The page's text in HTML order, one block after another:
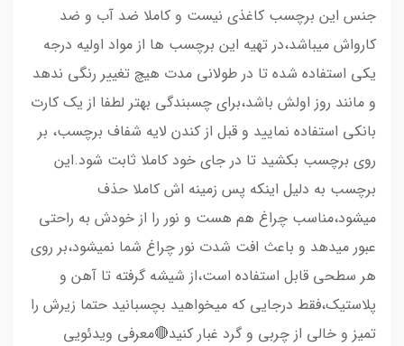
جنس این برچسب کاغذی نیست و کاملا ضد آب و ضد
کارواش میباشد،در تهیه این برچسب ها از مواد اولیه درجه
یکی استفاده شده تا در طولانی مدت هیچ تغییر رنگی ندهد
و مانند روز اولش باشد،برای چسبندگی بهتر لطفا از یک کارت
بانکی استفاده نمایید و قبل از کندن لایه شفاف برچسب، بر
روی برچسب بکشید تا در جای خود کاملا ثابت شود.این
برچسب به دلیل اینکه پس زمینه اش کاملا حذف
میشود،مناسب چراغ هم هست و نور را از خودش به راحتی
عبور میدهد و باعث افت شدت نور چراغ شما نمیشود،بر روی
هر سطحی قابل استفاده است،از شیشه گرفته تا آهن و
پلاستیک،فقط درجایی که میخواهید بچسبانید حتما زیرش را
تمیز و خالی از چربی و گرد غبار کنید🔴معرفی ویدئویی